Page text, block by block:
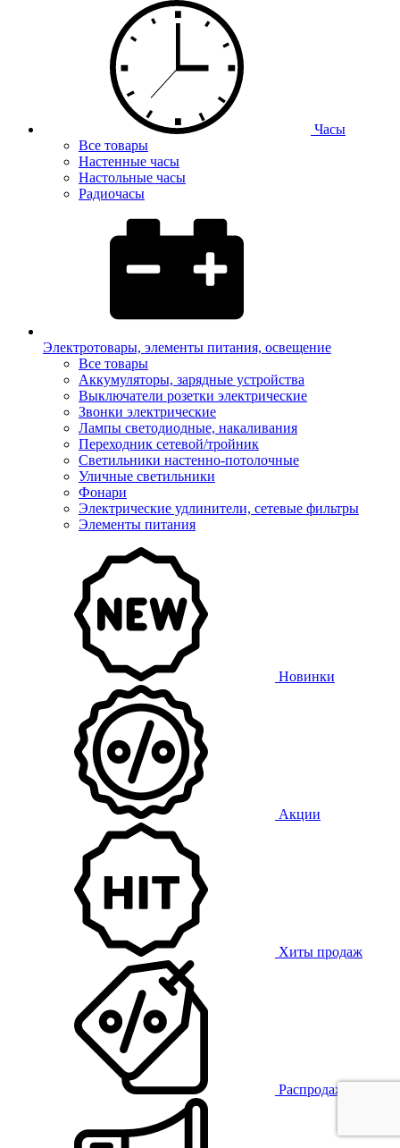
Часы
Все товары
Настенные часы
Настольные часы
Радиочасы
Электротовары, элементы питания, освещение
Все товары
Аккумуляторы, зарядные устройства
Выключатели розетки электрические
Звонки электрические
Лампы светодиодные, накаливания
Переходник сетевой/тройник
Светильники настенно-потолочные
Уличные светильники
Фонари
Электрические удлинители, сетевые фильтры
Элементы питания
Новинки
Акции
Хиты продаж
Распродажа